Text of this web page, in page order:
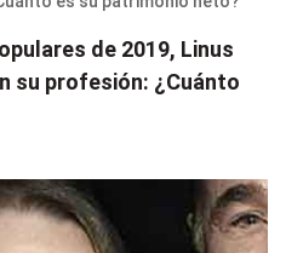
de 2019, Linus
su profesión: ¿Cuánto